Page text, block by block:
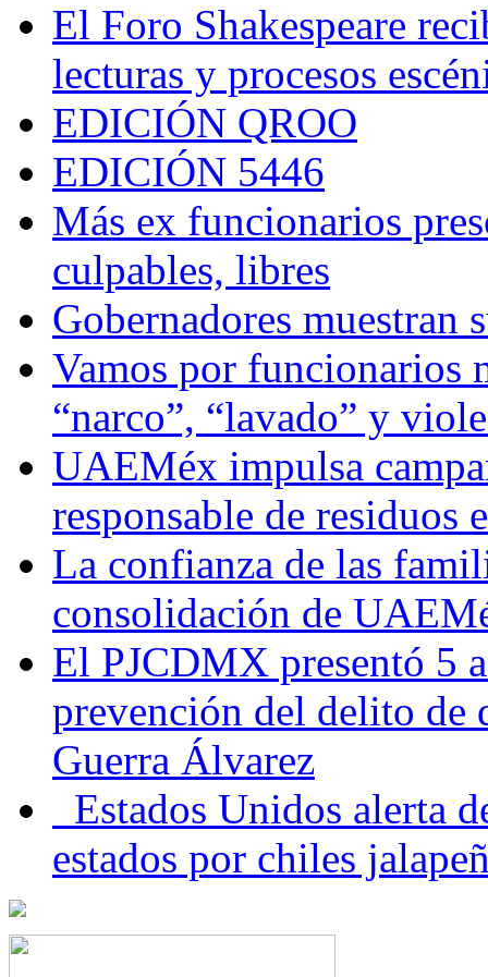
El Foro Shakespeare
lecturas y procesos
EDICIÓN QROO
EDICIÓN 5446
Más ex funcionarios
culpables, libres
Gobernadores muestran
Vamos por funcionarios
“narco”, “lavado” y
UAEMéx impulsa
responsable de residuos
La confianza de las
consolidación de
El PJCDMX presentó 5
prevención del delito de
Guerra Álvarez
Estados Unidos alerta
estados por chiles